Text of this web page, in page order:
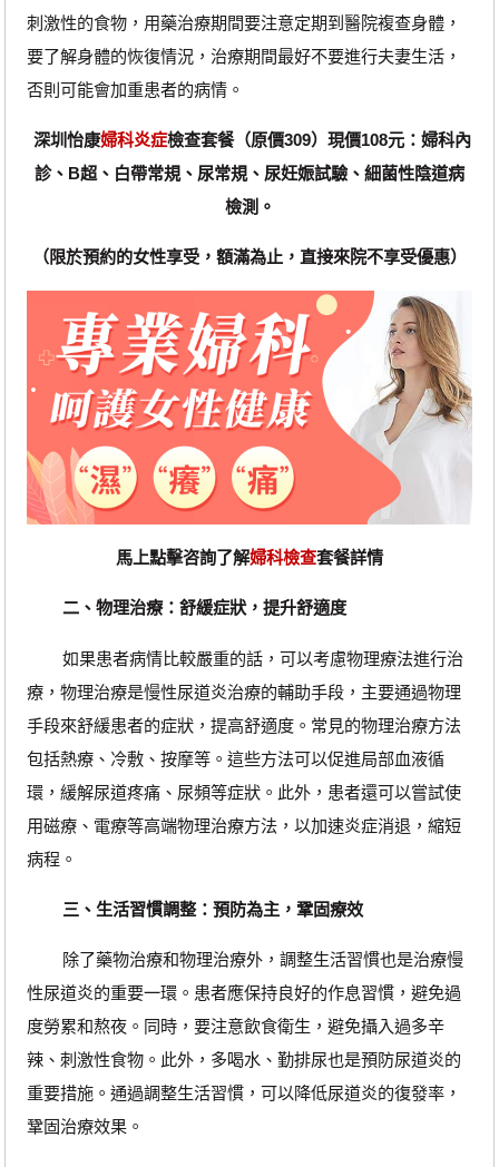
刺激性的食物，用藥治療期間要注意定期到醫院複查身體，
要了解身體的恢復情況，治療期間最好不要進行夫妻生活，
否則可能會加重患者的病情。
深圳怡康婦科炎症檢查套餐（原價309）現價108元：婦科內
診、B超、白帶常規、尿常規、尿妊娠試驗、細菌性陰道病
檢測。
（限於預約的女性享受，額滿為止，直接來院不享受優惠）
馬上點擊咨詢了解婦科檢查套餐詳情
二、物理治療：舒緩症狀，提升舒適度
如果患者病情比較嚴重的話，可以考慮物理療法進行治
療，物理治療是慢性尿道炎治療的輔助手段，主要通過物理
手段來舒緩患者的症狀，提高舒適度。常見的物理治療方法
包括熱療、冷敷、按摩等。這些方法可以促進局部血液循
環，緩解尿道疼痛、尿頻等症狀。此外，患者還可以嘗試使
用磁療、電療等高端物理治療方法，以加速炎症消退，縮短
病程。
三、生活習慣調整：預防為主，鞏固療效
除了藥物治療和物理治療外，調整生活習慣也是治療慢
性尿道炎的重要一環。患者應保持良好的作息習慣，避免過
度勞累和熬夜。同時，要注意飲食衛生，避免攝入過多辛
辣、刺激性食物。此外，多喝水、勤排尿也是預防尿道炎的
重要措施。通過調整生活習慣，可以降低尿道炎的復發率，
鞏固治療效果。